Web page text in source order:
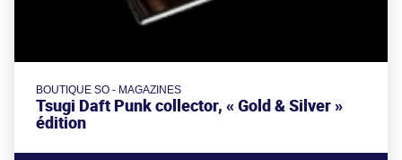
BOUTIQUE SO - MAGAZINES
Tsugi Daft Punk collector, « Gold & Silver »
édition